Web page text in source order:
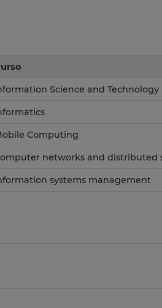
Science and
Computing
networks and distributed
systems management